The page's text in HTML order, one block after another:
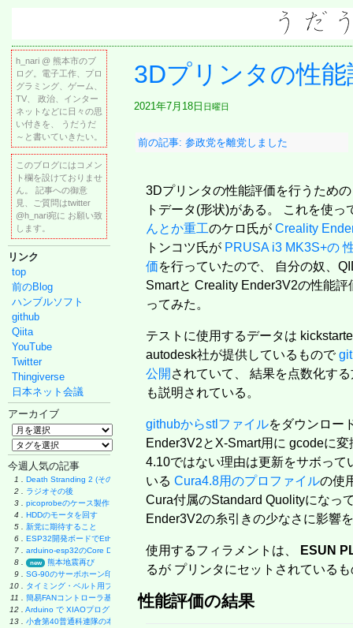
h_nari @ 熊本市のブ
ログ。電子工作、プロ
グラミング、ゲーム、
TV、 政治、インター
ネットなどに日々の思
い付きを、 うだうだ
～と書いていきたい。
このブログにはコメン
ト欄を設けておりませ
ん。 記事への御意
見、ご質問はtwitter
@h_nari宛に お願い致
します。
リンク
top
前のBlog
ハンブルソフト
github
Qiita
YouTube
Twitter
Thingiverse
日本ネット会議
アーカイブ
今週人気の記事
1 .
Death Stranding 2 (その後)
2 .
ラジオその後
3 .
picoprobeのケース製作
4 .
HDDのモータを回す
5 .
新党に期待すること
6 .
ESP32開発ボードでEthernet実験
7 .
arduino-esp32のCore Debug Level
8 .
new
熊本地震再び
9 .
SG-90のサーボホーン印刷
10 .
タイミング・ベルト用プーリーの製作
11 .
簡易FANコントローラ基板
12 .
Arduino で XIAOプログラミング
13 .
小倉第40普通科連隊の本
3Dプリンタの性能
2021年7月18日 日曜日
前の記事: 参政党を離党しました
3Dプリンタの性能評価を行うため
トデータ(形状)がある。 これを使っ
んとか重工のケロ氏が Creality
トンコツ氏が PRUSA i3 MK3S+の
価を行っていたので、 自分の奴、
Smartと Creality Ender3V2の性能評
ってみた。
テストに使用するデータは
autodesk社が提供しているもので
公開 されていて、 結果を点数化す
も説明されている。
githubからstlファイルをダウンロー
Ender3V2とX-Smart用に gcodeに
4.10ではない理由は更新をサボっ
いる Cura4.8用のプロファイルの使
Cura付属のStandard Quolityになっ
Ender3V2の糸引きの少なさに影響
使用するフィラメントは、
ESUN
るが プリンタにセットされている
性能評価の結果